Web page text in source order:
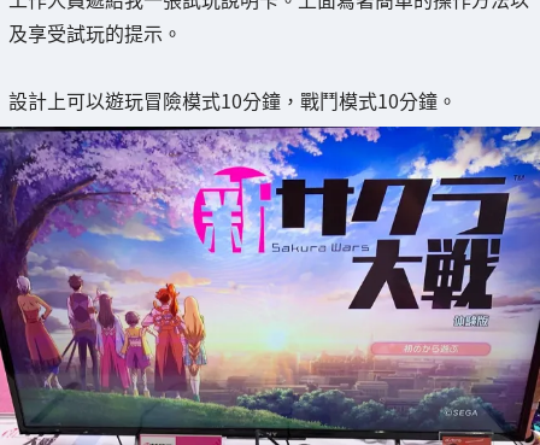
及享受試玩的提示。
設計上可以遊玩冒險模式10分鐘，戰鬥模式10分鐘。